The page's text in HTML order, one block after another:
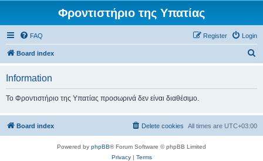
Φροντιστήριο της Υπατίας
FAQ Login
Register
Board index
h
Information
Το Φροντιστήριο της Υπατίας προσωρινά δεν είναι διαθέσιμο.
Board index All times are UTC+03:00
Delete cookies
Powered by phpBB® Forum Software © phpBB Limited
Privacy| Terms